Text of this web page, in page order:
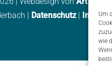
Um
wie
|
Datenschutz|